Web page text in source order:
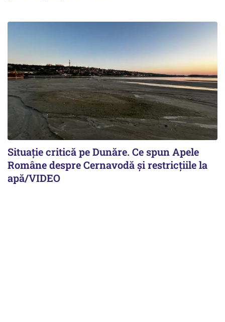
Situație critică pe Dunăre. Ce spun Apele
Române despre Cernavodă și restricțiile la
apă/VIDEO